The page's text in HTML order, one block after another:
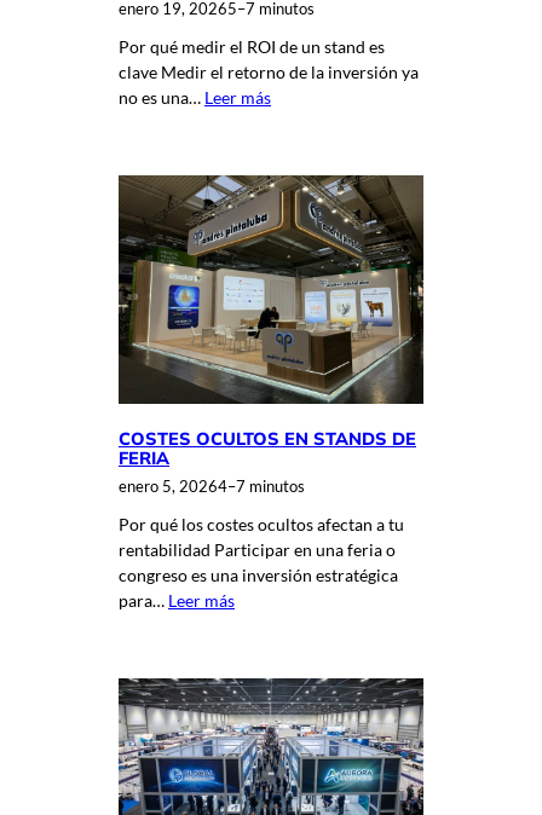
enero 19, 20265–7 minutos
Por qué medir el ROI de un stand es
clave Medir el retorno de la inversión ya
no es una… Leer más
COSTES OCULTOS EN STANDS DE
FERIA
enero 5, 20264–7 minutos
Por qué los costes ocultos afectan a tu
rentabilidad Participar en una feria o
congreso es una inversión estratégica
para… Leer más